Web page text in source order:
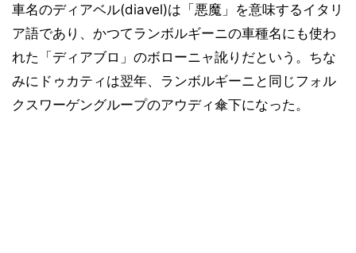
車名のディアベル(diavel)は「悪魔」を意味するイタリ
ア語であり、かつてランボルギーニの車種名にも使わ
れた「ディアブロ」のボローニャ訛りだという。ちな
みにドゥカティは翌年、ランボルギーニと同じフォル
クスワーゲングループのアウディ傘下になった。